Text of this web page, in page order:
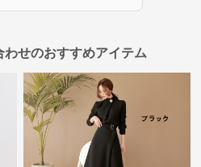
せのおすすめアイテム